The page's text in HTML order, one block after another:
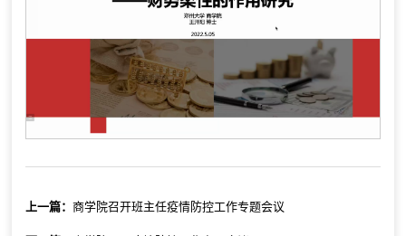
上一篇：商学院召开班主任疫情防控工作专题会议